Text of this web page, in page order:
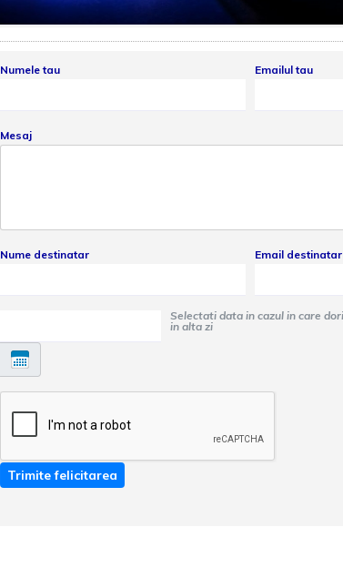
Numele tau Emailul tau
Mesaj
Nume destinatar Email destinatar
Selectati data in cazul in care doriti ca felicitarea sa fie trimisa
in alta zi
Trimite felicitarea